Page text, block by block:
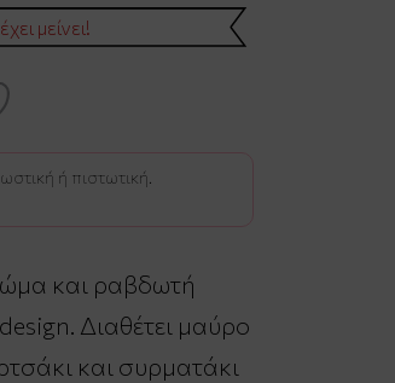
μείνει!
ή πιστωτική.
και ραβδωτή
Διαθέτει μαύρο
και συρματάκι